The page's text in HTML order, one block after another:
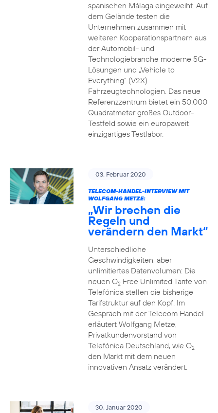
spanischen Málaga eingeweiht. Auf
dem Gelände testen die
Unternehmen zusammen mit
weiteren Kooperationspartnern aus
der Automobil- und
Technologiebranche moderne 5G-
Lösungen und „Vehicle to
Everything“ (V2X)-
Fahrzeugtechnologien. Das neue
Referenzzentrum bietet ein 50.000
Quadratmeter großes Outdoor-
Testfeld sowie ein europaweit
einzigartiges Testlabor.
03. Februar 2020
TELECOM-HANDEL-INTERVIEW MIT
WOLFGANG METZE:
„Wir brechen die
Regeln und
verändern den Markt“
Unterschiedliche
Geschwindigkeiten, aber
unlimitiertes Datenvolumen: Die
neuen O2Free Unlimited Tarife von
Telefónica stellen die bisherige
Tarifstruktur auf den Kopf. Im
Gespräch mit der Telecom Handel
erläutert Wolfgang Metze,
Privatkundenvorstand von
Telefónica Deutschland, wie O2
den Markt mit dem neuen
innovativen Ansatz verändert.
30. Januar 2020